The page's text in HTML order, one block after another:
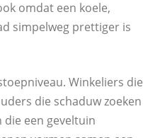
omdat een koele,
simpelweg prettiger is
Winkeliers die
die schaduw zoeken
een geveltuin